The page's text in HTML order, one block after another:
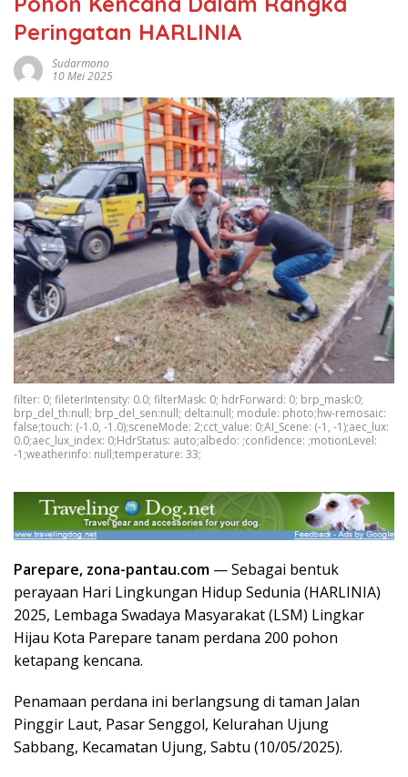
Peringatan HARLINIA
Sudarmono
10 Mei 2025
filter: 0; fileterIntensity: 0.0; filterMask: 0; hdrForward: 0; brp_mask:0;
brp_del_th:null; brp_del_sen:null; delta:null; module: photo;hw-remosaic:
false;touch: (-1.0, -1.0);sceneMode: 2;cct_value: 0;AI_Scene: (-1, -1);aec_lux:
0.0;aec_lux_index: 0;HdrStatus: auto;albedo: ;confidence: ;motionLevel:
-1;weatherinfo: null;temperature: 33;
Parepare, zona-pantau.com — Sebagai bentuk
perayaan Hari Lingkungan Hidup Sedunia (HARLINIA)
2025, Lembaga Swadaya Masyarakat (LSM) Lingkar
Hijau Kota Parepare tanam perdana 200 pohon
ketapang kencana.
Penamaan perdana ini berlangsung di taman Jalan
Pinggir Laut, Pasar Senggol, Kelurahan Ujung
Sabbang, Kecamatan Ujung, Sabtu (10/05/2025).